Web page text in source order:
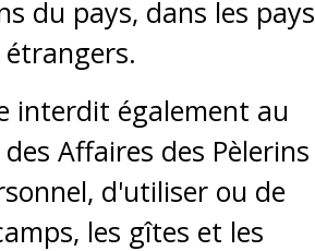
du pays, dans les pays
étrangers.
interdit également au
Affaires des Pèlerins
d'utiliser ou de
les gîtes et les